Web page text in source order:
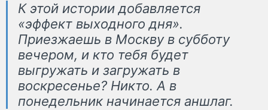
К этой истории добавляется
«эффект выходного дня».
Приезжаешь в Москву в субботу
вечером, и кто тебя будет
выгружать и загружать в
воскресенье? Никто. А в
понедельник начинается аншлаг.